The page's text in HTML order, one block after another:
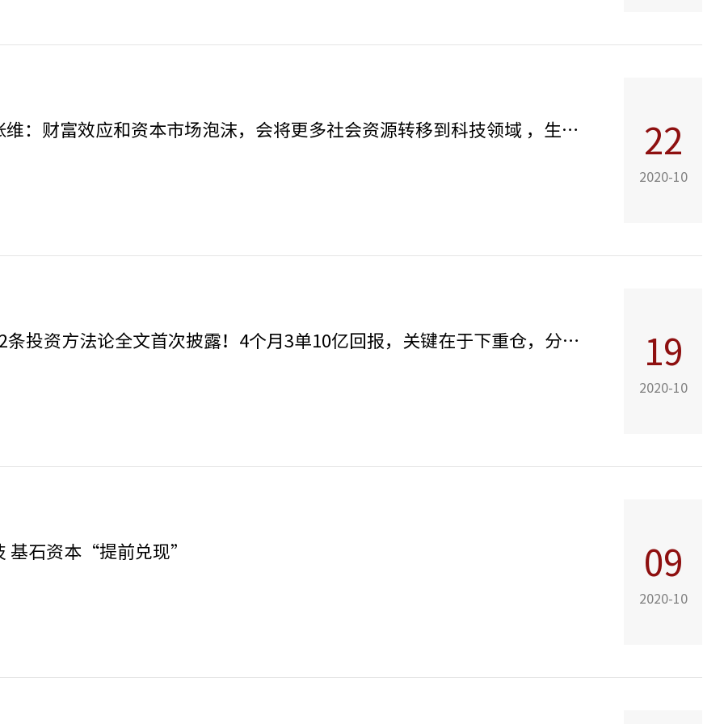
基石资本张维：财富效应和资本市场泡沫，会将更多社会资源转移到科技领域 ，生物医药、信息技术等行业必将诞生数家世界级企业 22
2020-10
基石资本22条投资方法论全文首次披露！4个月3单10亿回报，关键在于下重仓，分散投资都是错的！ 19
2020-10
基石资本“提前兑现” 09
2020-10